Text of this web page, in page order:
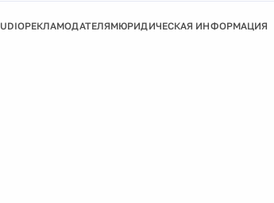
РЕКЛАМОДАТЕЛЯМЮРИДИЧЕСКАЯ ИНФОРМАЦИЯ